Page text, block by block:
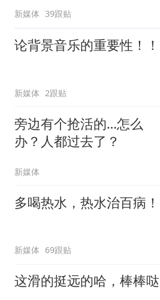
新媒体 39跟贴
论背景音乐的重要性！！
新媒体 2跟贴
旁边有个抢活的…怎么
办？人都过去了？
新媒体
多喝热水，热水治百病！
新媒体 69跟贴
这滑的挺远的哈，棒棒哒